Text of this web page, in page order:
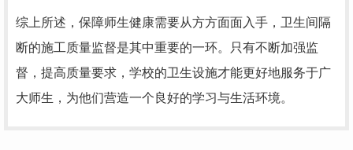
综上所述，保障师生健康需要从方方面面入手，卫生间隔
断的施工质量监督是其中重要的一环。只有不断加强监
督，提高质量要求，学校的卫生设施才能更好地服务于广
大师生，为他们营造一个良好的学习与生活环境。